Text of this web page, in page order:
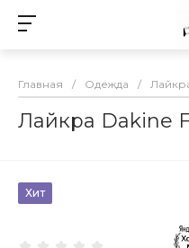
Главная / Одежда /
Лайкра Dakine
Хит